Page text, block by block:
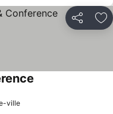
Partager
ville